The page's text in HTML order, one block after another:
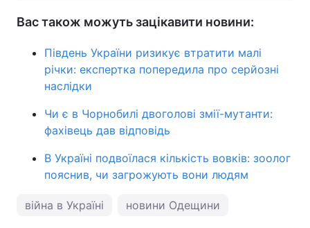
Вас також можуть зацікавити новини:
Південь України ризикує втратити малі
річки: експертка попередила про серйозні
наслідки
Чи є в Чорнобилі двоголові змії-мутанти:
фахівець дав відповідь
В Україні подвоїлася кількість вовків: зоолог
пояснив, чи загрожують вони людям
війна в Україні новини Одещини